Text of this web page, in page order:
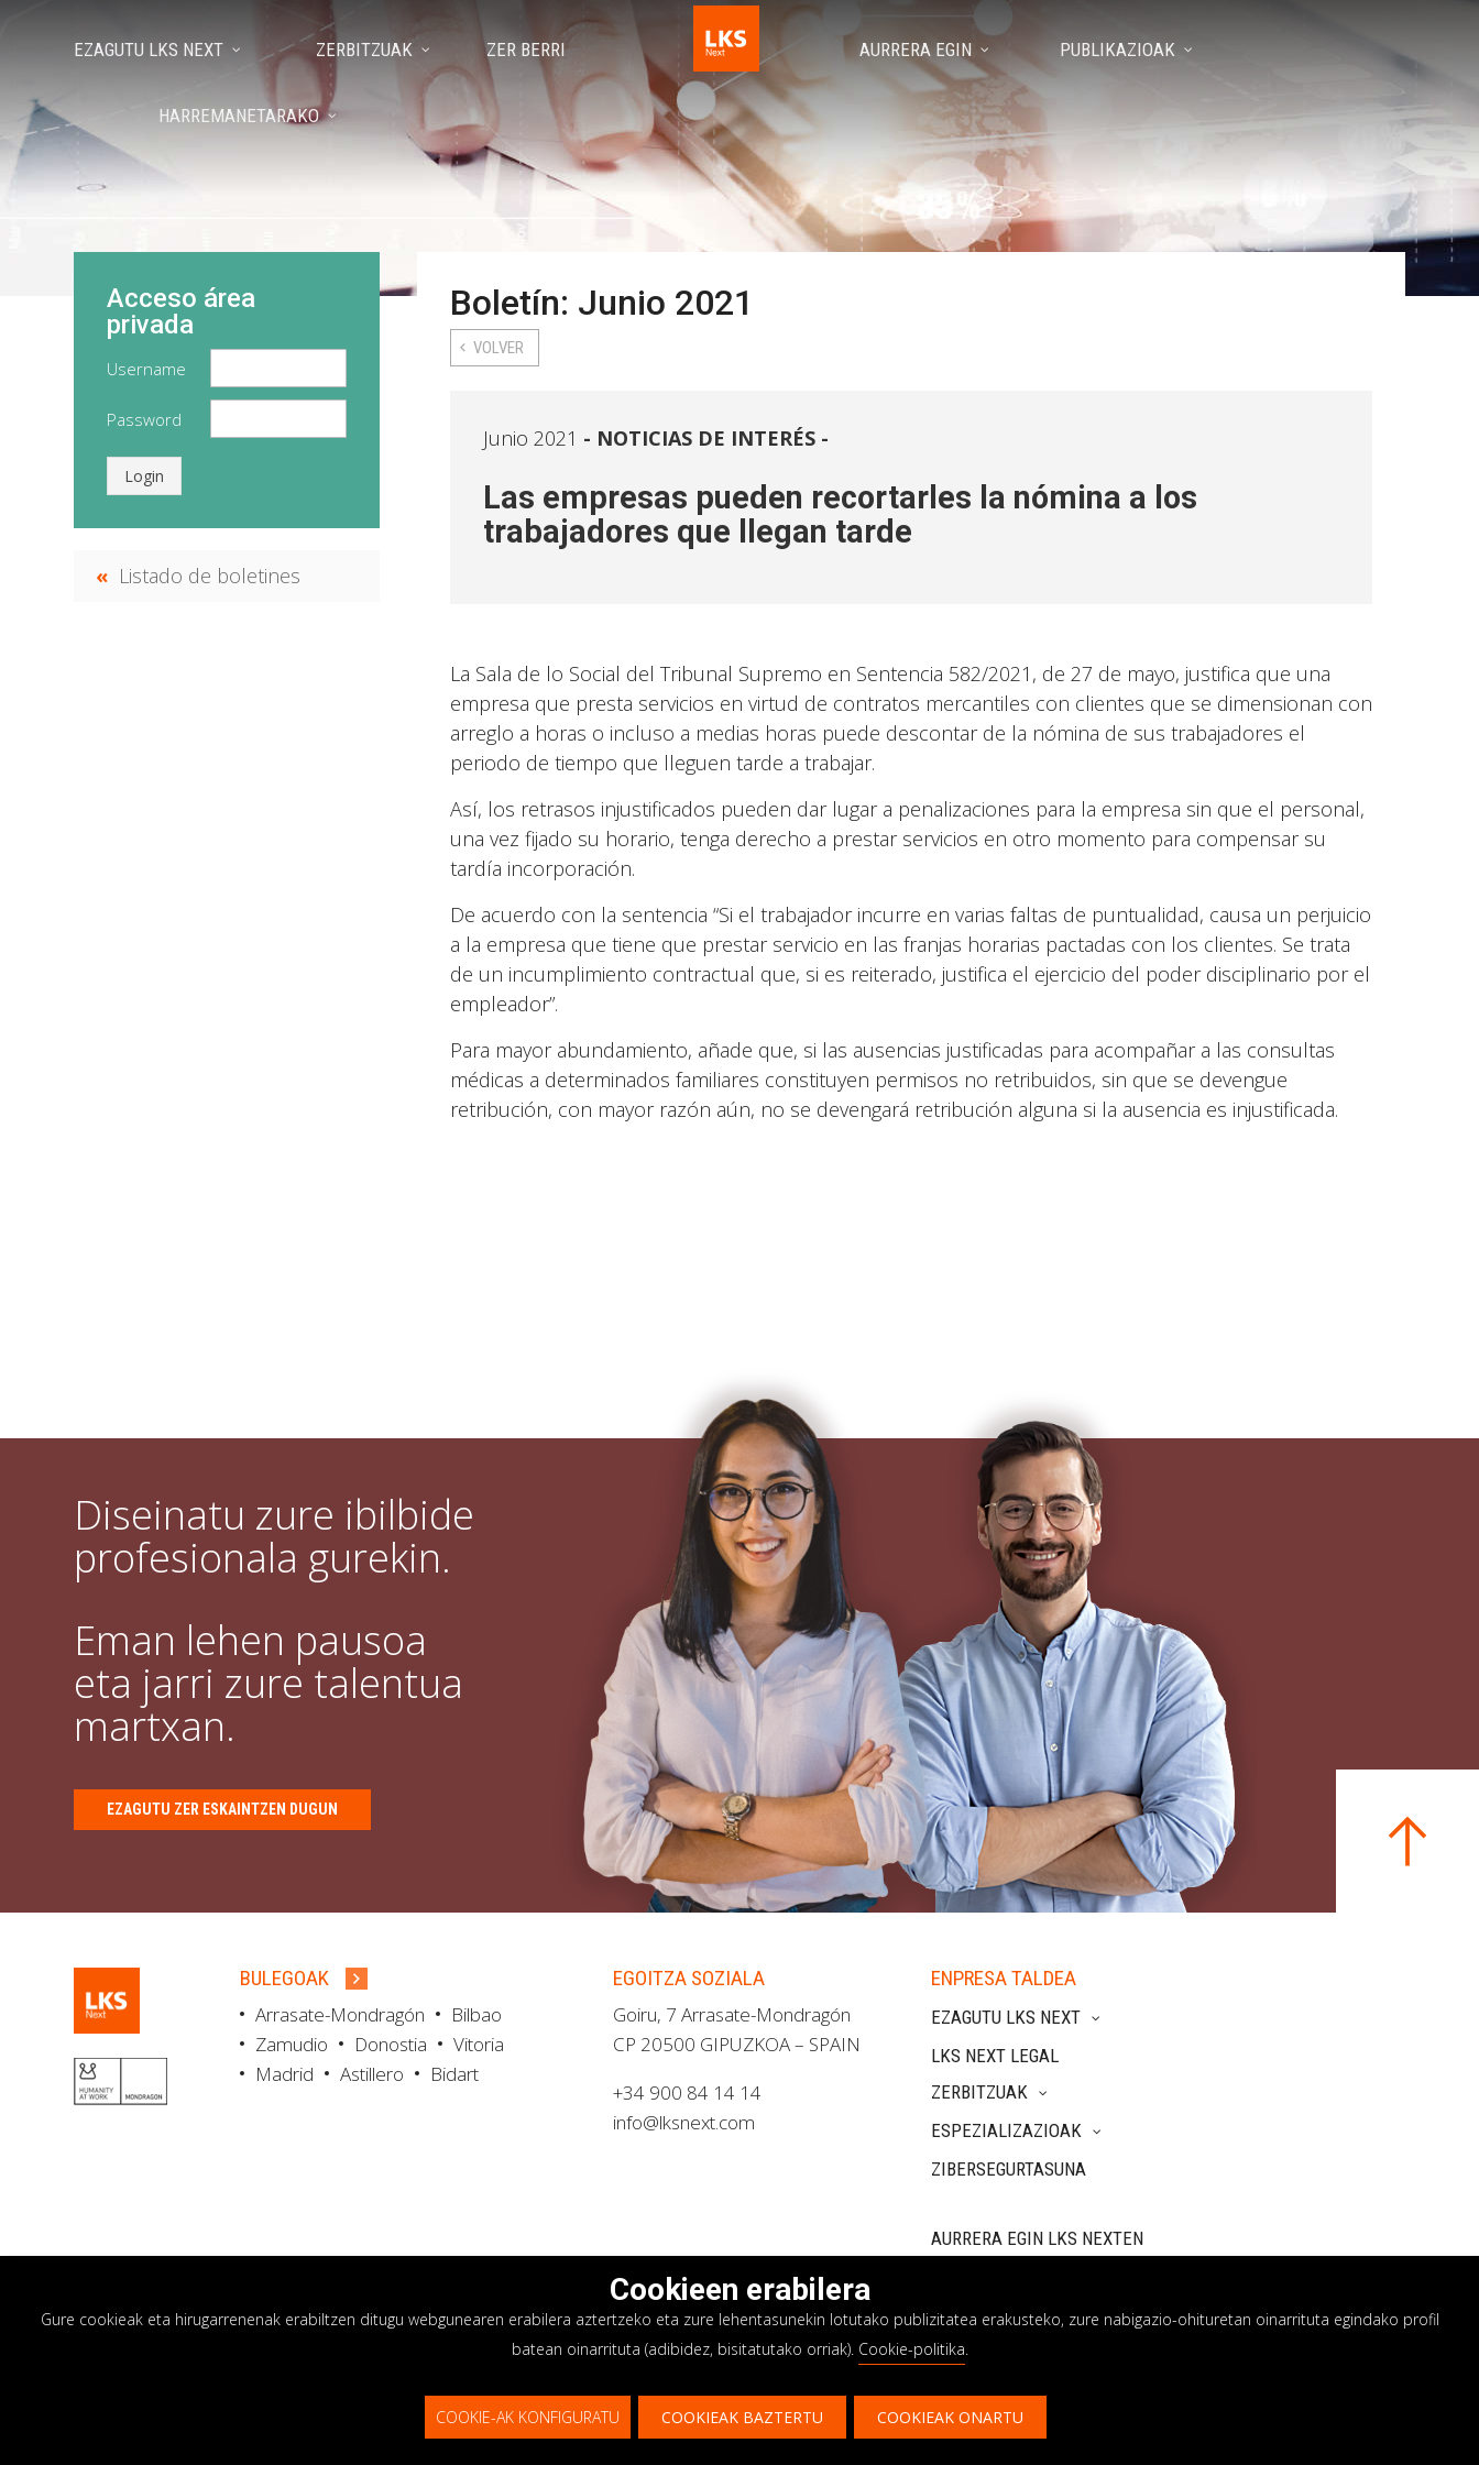
EZAGUTU LKS NEXT ZERBITZUAK ZER BERRI AURRERA EGIN PUBLIKAZIOAK
HARREMANETARAKO
Boletín: Junio 2021
VOLVER
Junio 2021 NOTICIAS DE INTERÉS -
Las empresas pueden recortarles la nómina a los
trabajadores que llegan tarde
La Sala de lo Social del Tribunal Supremo en Sentencia 582/2021, de 27 de mayo, justifica que una
empresa que presta servicios en virtud de contratos mercantiles con clientes que se dimensionan con
arreglo a horas o incluso a medias horas puede descontar de la nómina de sus trabajadores el
periodo de tiempo que lleguen tarde a trabajar.
Así, los retrasos injustificados pueden dar lugar a penalizaciones para la empresa sin que el personal,
una vez fijado su horario, tenga derecho a prestar servicios en otro momento para compensar su
tardía incorporación.
De acuerdo con la sentencia “Si el trabajador incurre en varias faltas de puntualidad, causa un perjuicio
a la empresa que tiene que prestar servicio en las franjas horarias pactadas con los clientes. Se trata
de un incumplimiento contractual que, si es reiterado, justifica el ejercicio del poder disciplinario por el
empleador”.
Para mayor abundamiento, añade que, si las ausencias justificadas para acompañar a las consultas
médicas a determinados familiares constituyen permisos no retribuidos, sin que se devengue
retribución, con mayor razón aún, no se devengará retribución alguna si la ausencia es injustificada.
Acceso área
privada
Username
Password
Login
Listado de boletines
Diseinatu zure ibilbide
profesionala gurekin.
Eman lehen pausoa
eta jarri zure talentua
martxan.
EZAGUTU ZER ESKAINTZEN DUGUN
BULEGOAK
Arrasate-Mondragón
Bilbao
Zamudio
Donostia
Vitoria
Madrid
Astillero Bidart
EGOITZA SOZIALA
Goiru, 7 Arrasate-Mondragón
CP 20500 GIPUZKOA – SPAIN
+34 900 84 14 14
info@lksnext.com
ENPRESA TALDEA
EZAGUTU LKS NEXT
LKS NEXT LEGAL
ZERBITZUAK
ESPEZIALIZAZIOAK
ZIBERSEGURTASUNA
AURRERA EGIN LKS NEXTEN
Pribatutasun politika Cookieen politika Barne informazio sistema
Gure zerbitzuari buruz informazio gehiago nahi duzu?
Cookieen erabilera
Gure cookieak eta hirugarrenenak erabiltzen ditugu webgunearen erabilera aztertzeko eta zure lehentasunekin lotutako publizitatea erakusteko, zure nabigazio-ohituretan oinarrituta egindako profil
batean oinarrituta (adibidez, bisitatutako orriak). Cookie-politika.
COOKIE-AK KONFIGURATU COOKIEAK BAZTERTU COOKIEAK ONARTU